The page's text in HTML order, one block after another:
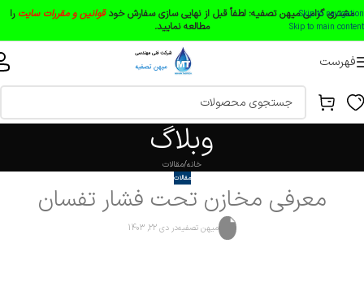
Skip to navigation
Skip to main content
مشتری گرامی میهن تصفیه: لطفاً قبل از نهایی سازی سفارش خودقوانین و مقررات سایت را
مطالعه نمایید.
فهرست
وبلاگ
خانه مقالات
مقالات
معرفی مخازن تحت فشار تفسان
میهن تصفیهدر دی 22, 1403